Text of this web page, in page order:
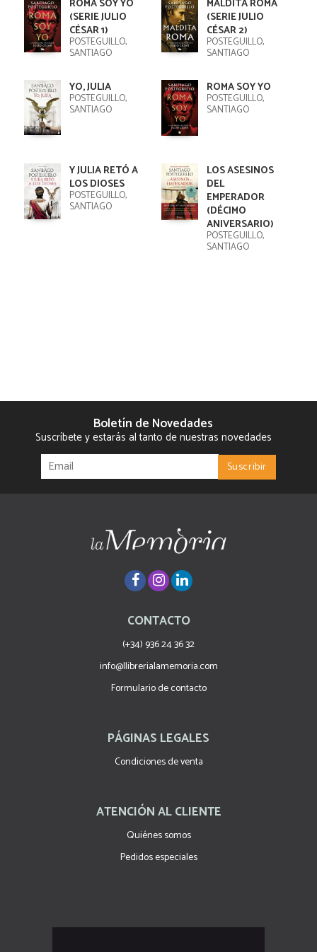
ROMA SOY YO
(SERIE JULIO
CÉSAR 1)
POSTEGUILLO,
SANTIAGO
MALDITA ROMA
(SERIE JULIO
CÉSAR 2)
POSTEGUILLO,
SANTIAGO
YO, JULIA
POSTEGUILLO,
SANTIAGO
ROMA SOY YO
POSTEGUILLO,
SANTIAGO
Y JULIA RETÓ A
LOS DIOSES
POSTEGUILLO,
SANTIAGO
LOS ASESINOS
DEL
EMPERADOR
(DÉCIMO
ANIVERSARIO)
POSTEGUILLO,
SANTIAGO
Boletín de Novedades
Suscríbete y estarás al tanto de nuestras novedades
CONTACTO
(+34) 936 24 36 32
info@llibrerialamemoria.com
Formulario de contacto
PÁGINAS LEGALES
Condiciones de venta
ATENCIÓN AL CLIENTE
Quiénes somos
Pedidos especiales